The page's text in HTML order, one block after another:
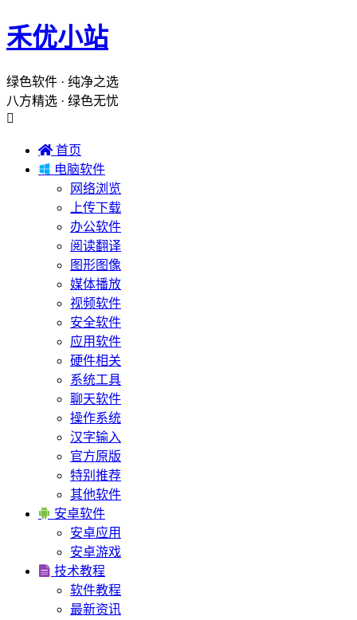
禾优小站
绿色软件 · 纯净之选
八方精选 · 绿色无忧

 首页
 电脑软件
网络浏览
上传下载
办公软件
阅读翻译
图形图像
媒体播放
视频软件
安全软件
应用软件
硬件相关
系统工具
聊天软件
操作系统
汉字输入
官方原版
特别推荐
其他软件
 安卓软件
安卓应用
安卓游戏
 技术教程
软件教程
最新资讯